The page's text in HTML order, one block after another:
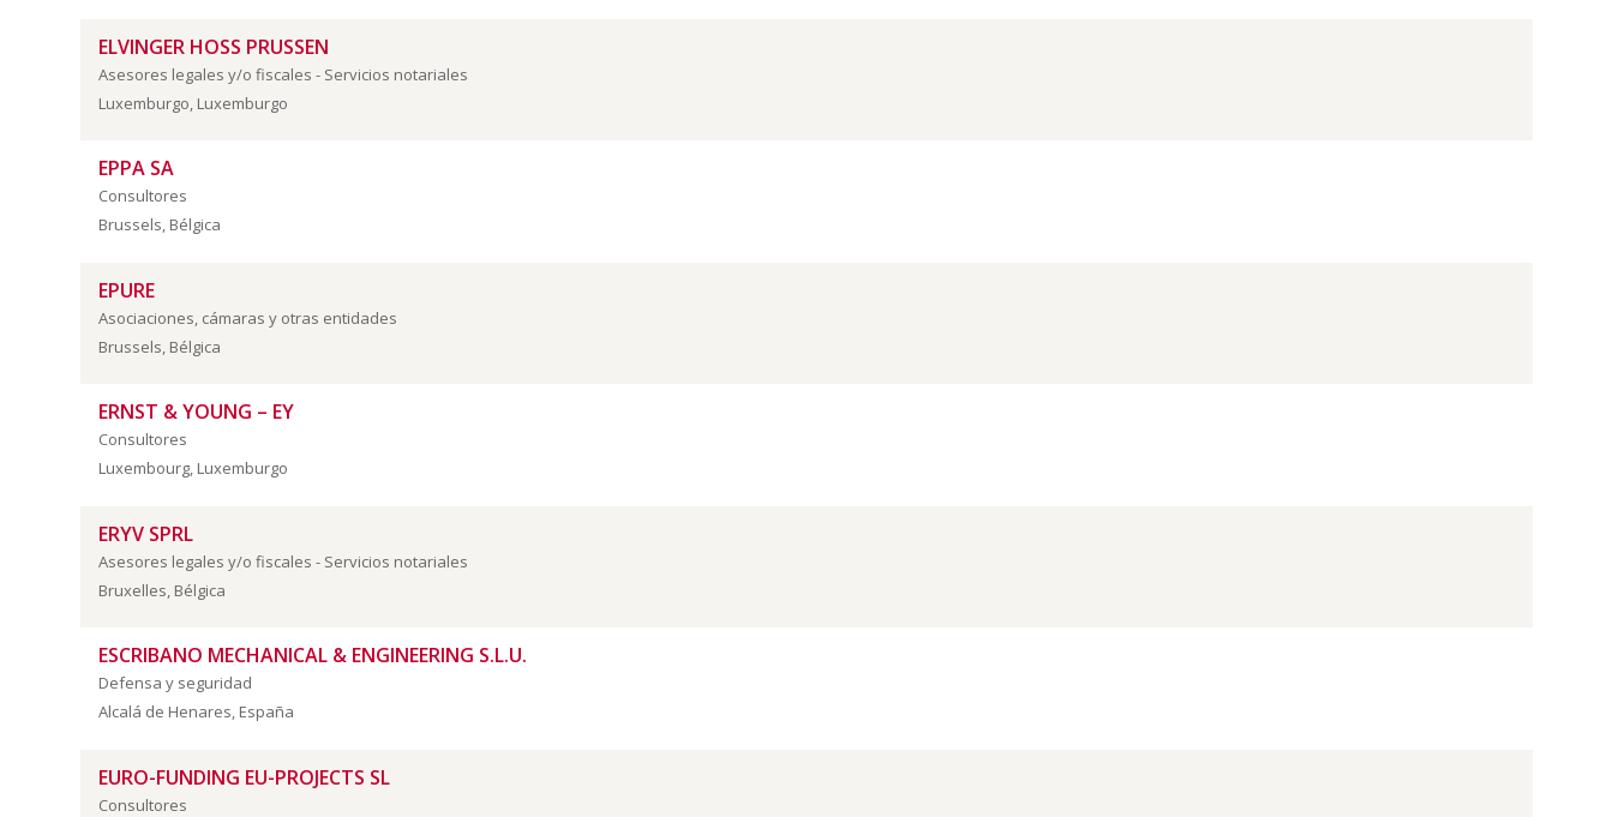
ELVINGER HOSS PRUSSEN
Asesores legales y/o fiscales - Servicios notariales
Luxemburgo, Luxemburgo
EPPA SA
Consultores
Brussels, Bélgica
EPURE
Asociaciones, cámaras y otras entidades
Brussels, Bélgica
ERNST & YOUNG – EY
Consultores
Luxembourg, Luxemburgo
ERYV SPRL
Asesores legales y/o fiscales - Servicios notariales
Bruxelles, Bélgica
ESCRIBANO MECHANICAL & ENGINEERING S.L.U.
Defensa y seguridad
Alcalá de Henares, España
EURO-FUNDING EU-PROJECTS SL
Consultores